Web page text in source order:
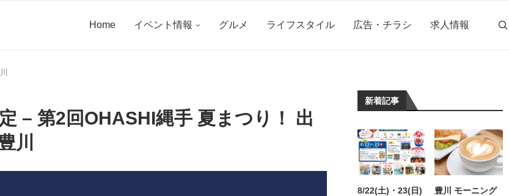
Home イベント情報 グルメ ライフスタイル 広告・チラシ 求人情報
– 第2回OHASHI縄手 夏まつり！ 出
川
新着記事
8/22(土)・23(日)
豊川 モーニング